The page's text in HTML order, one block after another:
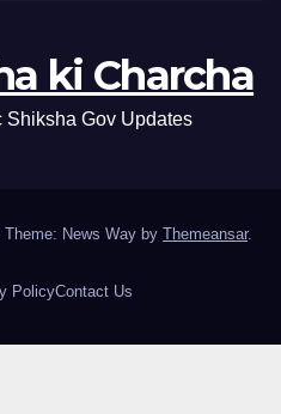
ki Charcha
Shiksha Gov Updates
Theme: News Way by Themeansar.
PolicyContact Us